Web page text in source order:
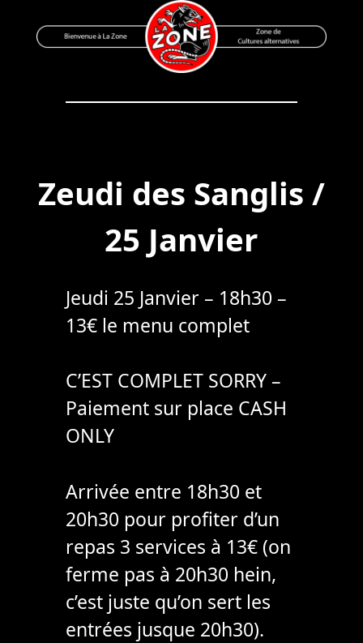
to
Bienvenue à La Zone
Zone de Cultures Alternatives
Zeudi des Sanglis /
25 Janvier
Jeudi 25 Janvier – 18h30 –
13€ le menu complet
C’EST COMPLET SORRY –
Paiement sur place CASH
ONLY
Arrivée entre 18h30 et
20h30 pour profiter d’un
repas 3 services à 13€ (on
ferme pas à 20h30 hein,
c’est juste qu’on sert les
entrées jusque 20h30).